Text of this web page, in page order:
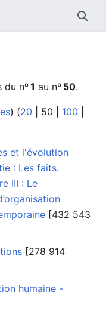
du nº1 au nº 50.
) (20 50 100
et l'évolution
: Les faits.
III : Le
‎[432 543
‎[278 914
humaine -